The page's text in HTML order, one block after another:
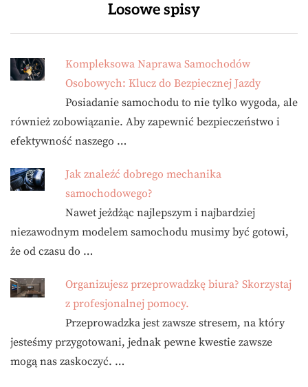
Losowe spisy
Kompleksowa Naprawa Samochodów
Osobowych: Klucz do Bezpiecznej Jazdy
Posiadanie samochodu to nie tylko wygoda, ale
również zobowiązanie. Aby zapewnić bezpieczeństwo i
efektywność naszego …
Jak znaleźć dobrego mechanika
samochodowego?
Nawet jeżdżąc najlepszym i najbardziej
niezawodnym modelem samochodu musimy być gotowi,
że od czasu do …
Organizujesz przeprowadzkę biura? Skorzystaj
z profesjonalnej pomocy.
Przeprowadzka jest zawsze stresem, na który
jesteśmy przygotowani, jednak pewne kwestie zawsze
mogą nas zaskoczyć. …